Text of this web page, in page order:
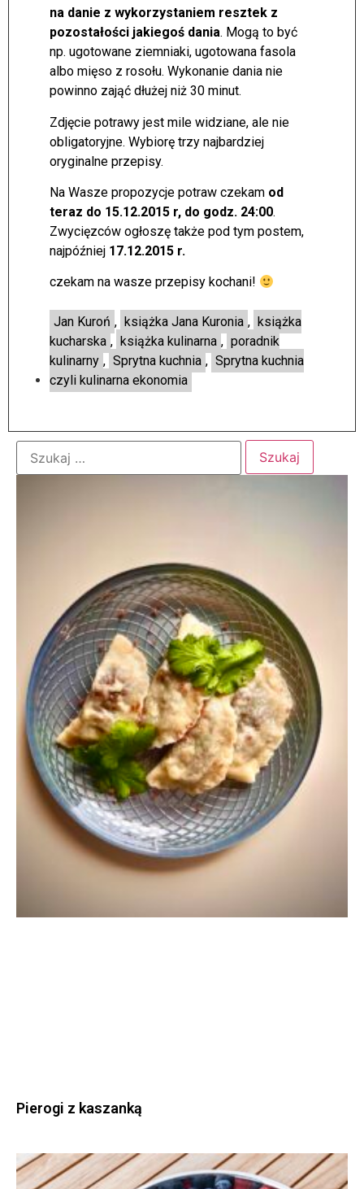
na danie z wykorzystaniem resztek z
pozostałości jakiegoś dania. Mogą to być
np. ugotowane ziemniaki, ugotowana fasola
albo mięso z rosołu. Wykonanie dania nie
powinno zająć dłużej niż 30 minut.
Zdjęcie potrawy jest mile widziane, ale nie
obligatoryjne. Wybiorę trzy najbardziej
oryginalne przepisy.
Na Wasze propozycje potraw czekam od
teraz do 15.12.2015 r, do godz. 24:00.
Zwycięzców ogłoszę także pod tym postem,
najpóźniej 17.12.2015 r.
czekam na wasze przepisy kochani!
Jan Kuroń , książka Jana Kuronia , książka
kucharska , książka kulinarna , poradnik
kulinarny , Sprytna kuchnia , Sprytna kuchnia
czyli kulinarna ekonomia
Pierogi z kaszanką